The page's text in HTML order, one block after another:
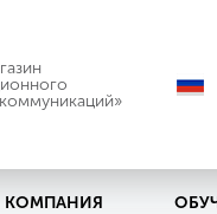
КОМПАНИЯ